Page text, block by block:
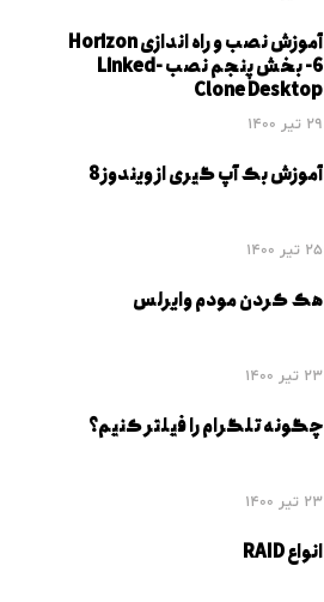
آموزش نصب و راه اندازی Horizon
6- بخش پنجم نصب Linked-
Clone Desktop
29 تیر 1400
آموزش بک آپ گیری از ویندوز 8
25 تیر 1400
هک کردن مودم وایرلس
23 تیر 1400
چگونه تلگرام را فیلتر کنیم؟
23 تیر 1400
انواع RAID